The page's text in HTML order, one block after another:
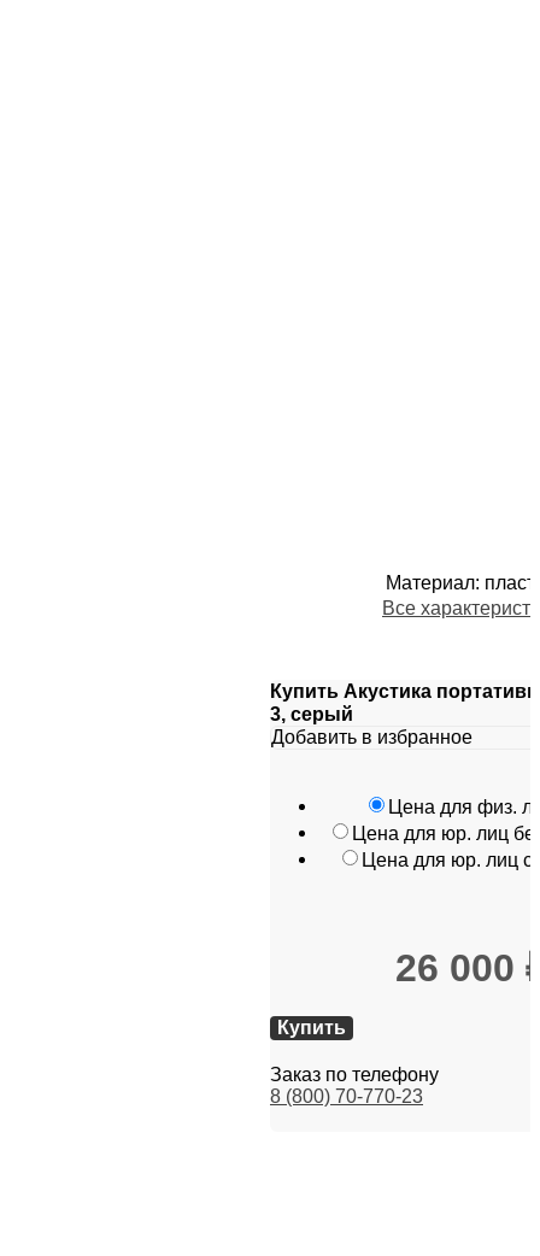
Материал:
Все
Купить Акустика
3, серый
Добавить в избранное
Цена для физ.
Цена для юр. лиц
Цена для юр. лиц
26 000
Купить
Заказ по телефону
8 (800) 70-770-23